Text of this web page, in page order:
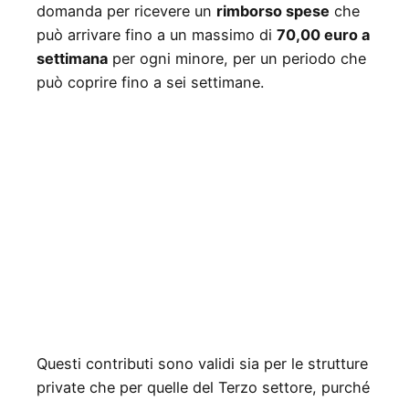
domanda per ricevere un rimborso spese che
può arrivare fino a un massimo di 70,00 euro a
settimana per ogni minore, per un periodo che
può coprire fino a sei settimane.
Questi contributi sono validi sia per le strutture
private che per quelle del Terzo settore, purché